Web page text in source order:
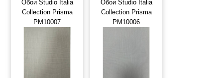
Обои Studio Italia
Collection Prisma
PM10007
Обои Studio Italia
Collection Prisma
PM10006